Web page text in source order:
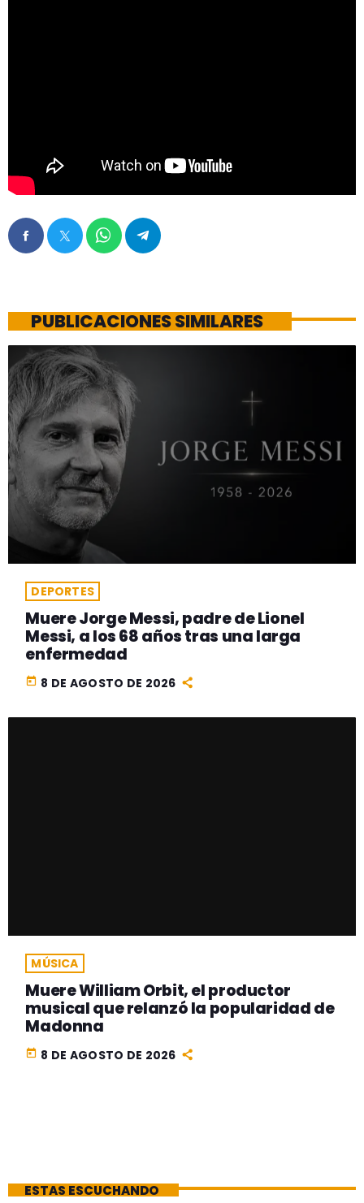
PUBLICACIONES SIMILARES
DEPORTES
Muere Jorge Messi, padre de Lionel
Messi, a los 68 años tras una larga
enfermedad
today 8 DE AGOSTO DE 2026
MÚSICA
Muere William Orbit, el productor
musical que relanzó la popularidad de
Madonna
today 8 DE AGOSTO DE 2026
ESTAS ESCUCHANDO